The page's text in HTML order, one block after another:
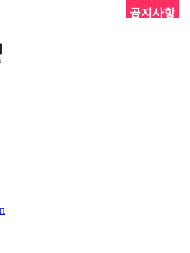
공지사항